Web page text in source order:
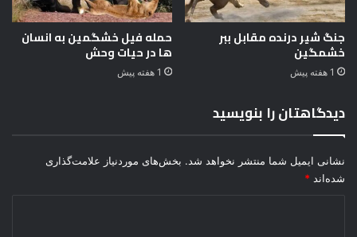
خ
و
ا
ب
ص
ا
ی
ر
جنگ شیر درنده مقابل ببر
خشمگین
1 هفته پیش
حمله فیل خشگمین به انسان
ها در حیات وحش
1 هفته پیش
دیدگاهتان را بنویسید
نشانی ایمیل شما منتشر نخواهد شد. بخش‌های موردنیاز علامت‌گذاری
شده‌اند *